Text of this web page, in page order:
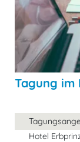
Tagung im
Hotel